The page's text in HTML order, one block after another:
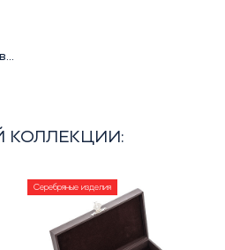
КОЛЛЕКЦИИ:
Серебряные изделия